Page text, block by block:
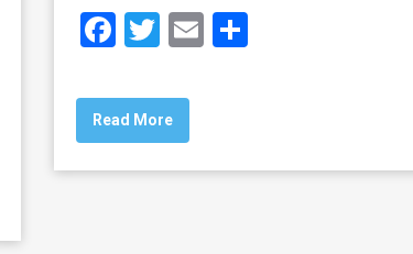
F
c
e
b
T
tt
er
E S
Read More